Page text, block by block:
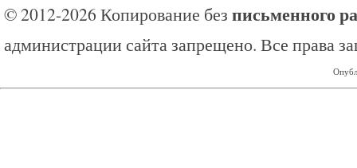
© 2012-2026 Копирование без письменного
администрации сайта запрещено. Все права